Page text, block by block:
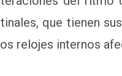
que tienen
relojes internos